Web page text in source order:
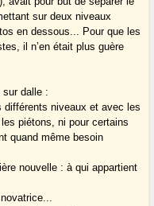
sur deux niveaux
en dessous... Pour que les
il n’en était plus guère
sur dalle :
différents niveaux et avec les
piétons, ni pour certains
quand même besoin
nouvelle : à qui appartient